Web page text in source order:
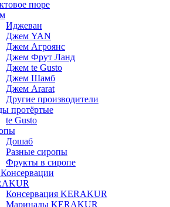
пюре
Иджеван
Джем YAN
Джем Агроянс
Джем Фрут Ланд
Джем te Gusto
Джем Шамб
Джем Ararat
Другие производители
протёртые
te Gusto
Дошаб
Разные сиропы
Фрукты в сиропе
Консервация KERAKUR
Маринады KERAKUR